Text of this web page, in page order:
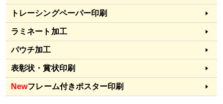
トレーシングペーパー印刷
ラミネート加工
パウチ加工
表彰状・賞状印刷
Newフレーム付きポスター印刷